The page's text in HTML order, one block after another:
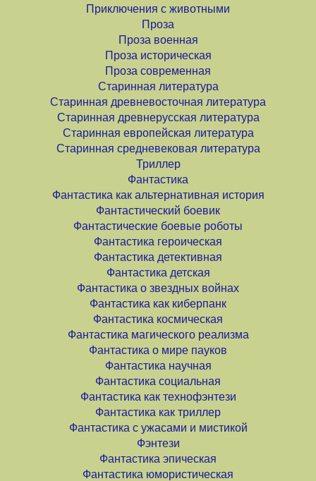
Приключения с животными
Проза
Проза военная
Проза историческая
Проза современная
Старинная литература
Старинная древневосточная литература
Старинная древнерусская литература
Старинная европейская литература
Старинная средневековая литература
Триллер
Фантастика
Фантастика как альтернативная история
Фантастический боевик
Фантастические боевые роботы
Фантастика героическая
Фантастика детективная
Фантастика детская
Фантастика о звездных войнах
Фантастика как киберпанк
Фантастика космическая
Фантастика магического реализма
Фантастика о мире пауков
Фантастика научная
Фантастика социальная
Фантастика как технофэнтези
Фантастика как триллер
Фантастика с ужасами и мистикой
Фэнтези
Фантастика эпическая
Фантастика юмористическая